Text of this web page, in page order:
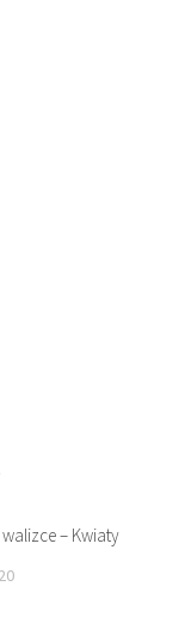
– Kwiaty